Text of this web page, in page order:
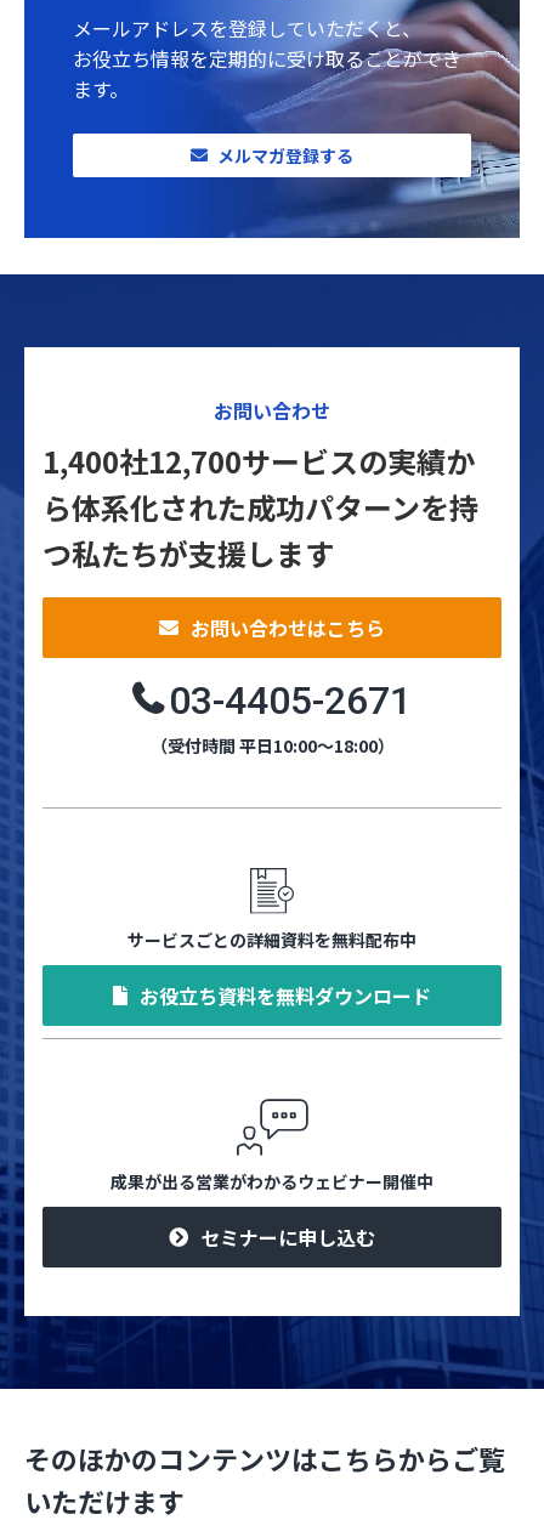
メールアドレスを登録していただくと、
お役立ち情報を定期的に受け取ることができ
ます。
メルマガ登録する
お問い合わせ
1,400社12,700サービスの実績か
ら体系化された成功パターンを持
つ私たちが支援します
お問い合わせはこちら
03-4405-2671
（受付時間 平日10:00～18:00）
サービスごとの詳細資料を無料配布中
お役立ち資料を無料ダウンロード
成果が出る営業がわかるウェビナー開催中
セミナーに申し込む
そのほかのコンテンツはこちらからご覧
いただけます